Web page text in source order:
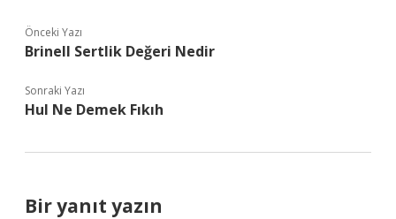
Önceki Yazı
Brinell Sertlik Değeri Nedir
Sonraki Yazı
Hul Ne Demek Fıkıh
Bir yanıt yazın